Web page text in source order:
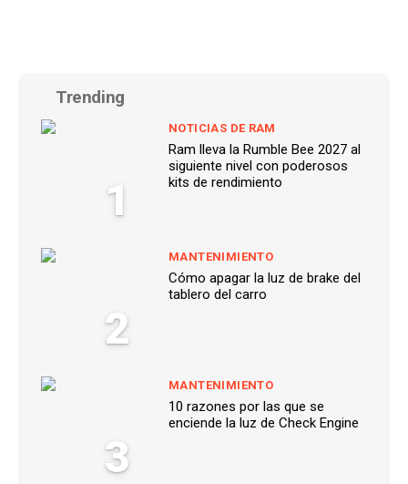
Trending
1
NOTICIAS DE RAM
Ram lleva la Rumble Bee 2027 al
siguiente nivel con poderosos
kits de rendimiento
2
MANTENIMIENTO
Cómo apagar la luz de brake del
tablero del carro
3
MANTENIMIENTO
10 razones por las que se
enciende la luz de Check Engine